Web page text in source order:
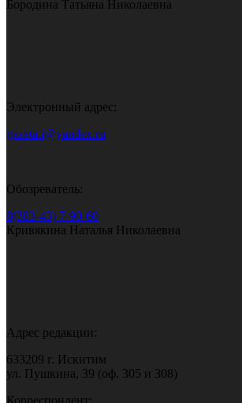
Бородина Татьяна Николаевна
Электронный адрес:
gazeta.i@yandex.ru
Обозреватель:
8(383-43) 7-90-60
Кривякина Наталья Николаевна
Адрес редакции:
633209 г. Искитим
ул. Пушкина, 39 (оф. 305 и 308)